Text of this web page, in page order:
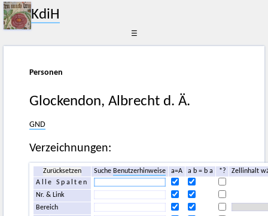
KdiH
☰
Personen
Glockendon, Albrecht d. Ä.
GND
Verzeichnungen:
Zurücksetzen Suche Benutzerhinweise a=A a b = b a *?
Zellinhalt
Alle Spalten
Nr. & Link
Bereich